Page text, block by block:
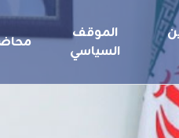
الموقف
السياسي